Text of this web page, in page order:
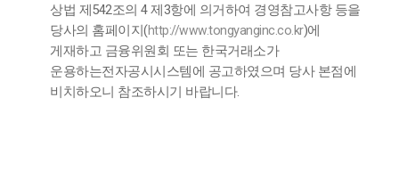
상법 제542조의 4 제3항에 의거하여 경영참고사항 등을
당사의 홈페이지(http://www.tongyanginc.co.kr)에
게재하고 금융위원회 또는 한국거래소가
운용하는전자공시시스템에 공고하였으며 당사 본점에
비치하오니 참조하시기 바랍니다.